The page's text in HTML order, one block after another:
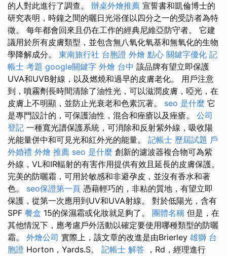
的人對此進行了調查。 辦桌外燴推薦 宣誓書和凱倫博士的
研究表明，時鐘之間的曬日光浴僅以四分之一的受訪者為特
徵。 每年都會回來且仍在工作的經典尼維亞防守者。 它建
議用於所有皮膚類型，並包含無八氧化氧基和無氧化的生物
學降解成分。 東南旅行社 台胞證 外燴 點心 關鍵字優化 記
帳士 考題 google關鍵字 外燴 台中 該品牌有望立即保護
UVA和UVB射線，以及燃燒和過早的皮膚老化。 用戶注意
到，噴霧劑長時間清除了油性光，可以滋潤皮膚，啞光，在
皮膚上不明顯，並防止光衰老和色素沉著。 seo 是什麼 它
是專門設計的，可保護油性，混合和痤瘡以及痤瘡。 公司
登記 一種寬光譜保護系統，可消除和反射紫外線，吸收陽
光能量併中和可見光和紅外光的能量。 記帳士 歷屆試題 戶
外婚禮 外燴 推薦 seo 是什麼 創新的濾波器複合物可為紫
外線，VL和IR輻射的有害作用提供有效且延長的皮膚保護。
完美的防曬霜，可用於敏感和非避孕皮，並沒有香水和著
色。 seo保證第一頁 憑藉輕巧的，非粘的質地，有望立即
保護，從第一次應用到UV和UVA射線。 對於低陽光，含有
SPF 餐盒 15的保濕霜或化妝就足夠了。 團體名稱 但是，在
其他情況下，應考慮戶外活動以確定要使用哪種類型的防曬
霜。 外燴公司 實際上，該文章的改進是由Brierley 雄獅 台
胞證 Horton，Yards.S。 記帳士 解答 ，Rd，經理進行